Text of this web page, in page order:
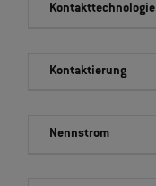
Kontakttechnologie
Kontaktierung
Nennstrom